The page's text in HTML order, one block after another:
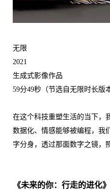
无限
2021
生成式影像作品
59分49秒（节选自无限时长版
在这个科技重塑生活的当下，
数据化、情感能够被编程，我
字分身，透过那面数字之镜，
《未来的你：行走的进化